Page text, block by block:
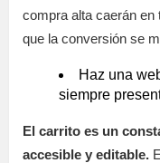
compra alta caerán en
que la conversión se
Haz una
siempre
El carrito es un
accesible y editable.